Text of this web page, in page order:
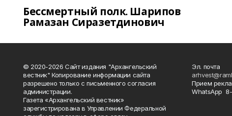
Бессмертный полк. Шарипов
Рамазан Сиразетдинович
© 2020-2026 Сайт издания "Архангельский
вестник" Копирование информации сайта
разрешено только с письменного согласия
администрации.
Газета «Архангельский вестник»
зарегистрирована в Управлении Федеральной
Эл. почта
Прием
WhatsApp